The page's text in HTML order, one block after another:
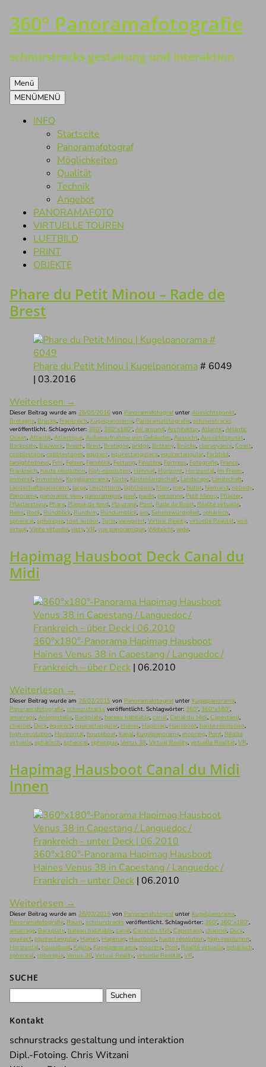
Zum
Inhalt
360° Panoramafotografie
schnurstracks gestaltung und interaktion
Menü
MENÜMENÜ
INFO
Startseite
Panoramafotograf
Möglichkeiten
Qualität
Technik
Angebot
PANORAMAFOTO
VIRTUELLE TOUREN
LUFTBILD
PRINT
OBJEKTE
Phare du Petit Minou – Rade de
Brest
Phare du Petit Minou | Kugelpanorama# 6049
| 03.2016
Weiterlesen →
Dieser Beitrag wurde am 25/05/2016 von Panoramafotografunter Aussichtspunkt,
Bretagne, Brücke, Frankreich, Kugelpanorama, Panoramafotografie, schnurstracks
veröffentlicht. Schlagwörter: 360°, 360°x180°, All around, Architektur, Atlantic, Atlantic
Ocean, Atlantik, Atlantique, Außenaufnahme von Gebäuden, Aussicht, Aussichtspunkt,
Backplate, Bauwerk, Breizh, Brest, Bretagne, bridge, Brittany, Brücke, clairvoyance, Coast,
cobblestone, cobblestones, equirect, equirectangulaire, equirectangular, Farbbild,
farsightedness, Fels, Felsen, Fernblick, Festung, Finistère, Fortress, Fotografie, France,
Frankreich, haute résolution, high-resolution, Himmel, Horizont, Horizontal, Im Freien,
immersif, immersive, Kugelpanorama, Küste, Küstenlandschaft, Landscape, Landschaft,
Landschaftspanorama, large, Leuchtturm, lighthouse, Meer, mer, Natur, Niemand, nobody,
Panorama, panoramic view, panoramique, pavé, pavés, personne, Petit Minou, Pflaster,
Pflastersteine, Phare, Plaque de fond, Plouzané, Pont, Rade de Brest, Réalité virtuelle,
Reise, Rock, Rundblick, Rundum, Rundumblick, sea, Sehenswürdigkeit, sphärisch,
spherical, spherique, tout autour, Turm, viewpoint, Virtual Reality, virtuelle Realität, visit
virtual, Visite virtuelle, vista, VR, vue panoramique, Weitsicht, wide.
Hapimag Hausboot Deck Canal du
Midi
360°x180°-Panorama Hapimag Hausboot
Haines Venus 38 in Capestang / Languedoc /
Frankreich – über Deck | 06.2010
Weiterlesen →
Dieser Beitrag wurde am 26/02/2015 von Panoramafotografunter Kugelpanorama,
Panoramafotografie, schnurstracks veröffentlicht. Schlagwörter: 360°, 360°x180°,
amarrage, Anlegestelle, Backplate, bateau habitable, canal, Canal du Midi, Capestang,
channel, Deck, equirect, equirectangular, Haines, Hapimag, Hausboot, haute résolution,
high-resolution, Horizontal, houseboat, Kanal, Kugelpanorama, mooring, Pont, Réalité
virtuelle, sphärisch, spherical, spherique, Venus 38, Virtual Reality, virtuelle Realität, VR.
Hapimag Hausboot Canal du Midi
Innen
360°x180°-Panorama Hapimag Hausboot
Haines Venus 38 in Capestang / Languedoc /
Frankreich – unter Deck | 06.2010
Weiterlesen →
Dieser Beitrag wurde am 26/02/2015 von Panoramafotografunter Kugelpanorama,
Panoramafotografie, Raum, schnurstracks veröffentlicht. Schlagwörter: 360°, 360°x180°,
amarrage, Backplate, bateau habitable, canal, Canal du Midi, Capestang, channel, Deck,
equirect, equirectangular, Haines, Hapimag, Hausboot, haute résolution, high-resolution,
Horizontal, houseboat, Kajüte, Kugelpanorama, mooring, Pont, Réalité virtuelle, sphärisch,
spherical, spherique, Venus 38, Virtual Reality, virtuelle Realität, VR.
SUCHE
Kontakt
schnurstracks gestaltung und interaktion
Dipl.-Fotoing. Chris Witzani